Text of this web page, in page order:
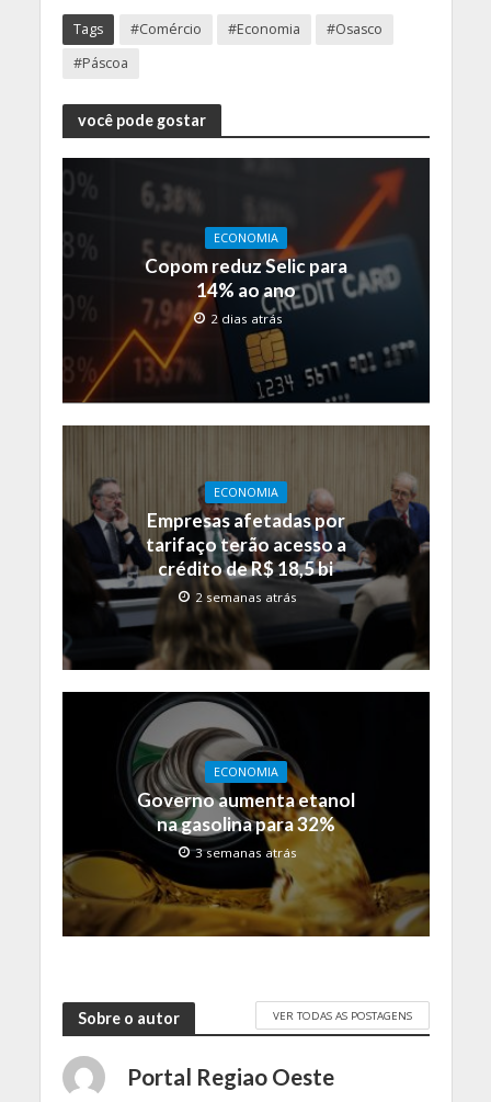
Tags #Comércio #Economia
#Osasco
#Páscoa
você pode gostar
ECONOMIA
Copom reduz Selic para
14% ao ano
2 dias atrás
ECONOMIA
Empresas afetadas por
tarifaço terão acesso a
crédito de R$ 18,5 bi
2 semanas atrás
ECONOMIA
Governo aumenta etanol
na gasolina para 32%
3 semanas atrás
Sobre o autor VER TODAS AS POSTAGENS
Portal Regiao Oeste